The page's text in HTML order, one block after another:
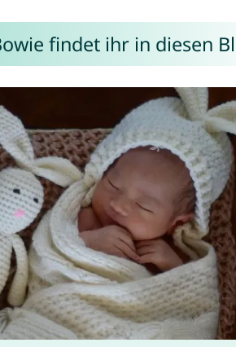
findet ihr in diesen